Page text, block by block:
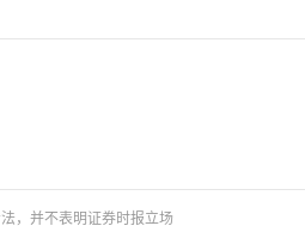
，并不表明证券时报立场